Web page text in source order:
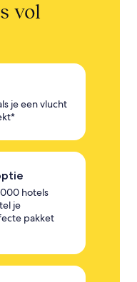
vol
je een vlucht
hotels
je
pakket